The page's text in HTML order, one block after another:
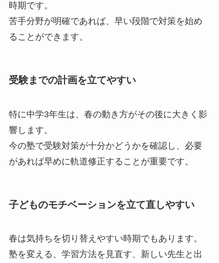
時期です。
苦手分野が明確であれば、早い段階で対策を始め
ることができます。
受験までの計画を立てやすい
特に中学3年生は、春の動き方がその後に大きく影
響します。
今の塾で受験対策が十分かどうかを確認し、必要
があれば早めに軌道修正することが重要です。
子どものモチベーションを立て直しやすい
春は気持ちを切り替えやすい時期でもあります。
塾を変える、学習方法を見直す、新しい先生と出